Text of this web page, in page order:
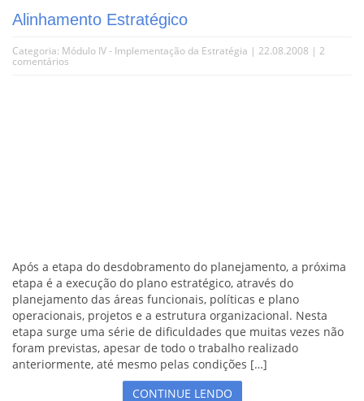
Alinhamento Estratégico
Categoria: Módulo IV - Implementação da Estratégia | 22.08.2008 | 2
comentários
Após a etapa do desdobramento do planejamento, a próxima
etapa é a execução do plano estratégico, através do
planejamento das áreas funcionais, políticas e plano
operacionais, projetos e a estrutura organizacional. Nesta
etapa surge uma série de dificuldades que muitas vezes não
foram previstas, apesar de todo o trabalho realizado
anteriormente, até mesmo pelas condições […]
CONTINUE LENDO